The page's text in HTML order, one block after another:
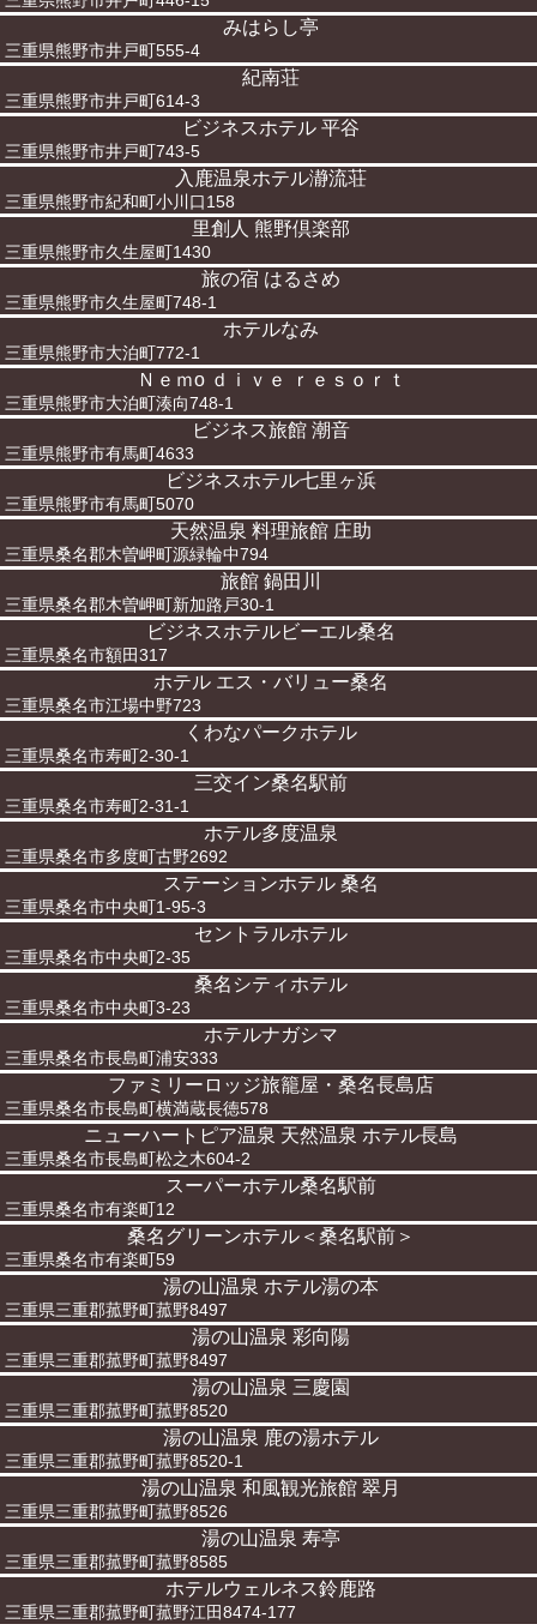
みはらし亭
三重県熊野市井戸町555-4
紀南荘
三重県熊野市井戸町614-3
ビジネスホテル 平谷
三重県熊野市井戸町743-5
入鹿温泉ホテル瀞流荘
三重県熊野市紀和町小川口158
里創人 熊野倶楽部
三重県熊野市久生屋町1430
旅の宿 はるさめ
三重県熊野市久生屋町748-1
ホテルなみ
三重県熊野市大泊町772-1
Ｎｅｍo ｄｉｖｅ ｒｅｓｏｒｔ
三重県熊野市大泊町湊向748-1
ビジネス旅館 潮音
三重県熊野市有馬町4633
ビジネスホテル七里ヶ浜
三重県熊野市有馬町5070
天然温泉 料理旅館 庄助
三重県桑名郡木曽岬町源緑輪中794
旅館 鍋田川
三重県桑名郡木曽岬町新加路戸30-1
ビジネスホテルビーエル桑名
三重県桑名市額田317
ホテル エス・バリュー桑名
三重県桑名市江場中野723
くわなパークホテル
三重県桑名市寿町2-30-1
三交イン桑名駅前
三重県桑名市寿町2-31-1
ホテル多度温泉
三重県桑名市多度町古野2692
ステーションホテル 桑名
三重県桑名市中央町1-95-3
セントラルホテル
三重県桑名市中央町2-35
桑名シティホテル
三重県桑名市中央町3-23
ホテルナガシマ
三重県桑名市長島町浦安333
ファミリーロッジ旅籠屋・桑名長島店
三重県桑名市長島町横満蔵長徳578
ニューハートピア温泉 天然温泉 ホテル長島
三重県桑名市長島町松之木604-2
スーパーホテル桑名駅前
三重県桑名市有楽町12
桑名グリーンホテル＜桑名駅前＞
三重県桑名市有楽町59
湯の山温泉 ホテル湯の本
三重県三重郡菰野町菰野8497
湯の山温泉 彩向陽
三重県三重郡菰野町菰野8497
湯の山温泉 三慶園
三重県三重郡菰野町菰野8520
湯の山温泉 鹿の湯ホテル
三重県三重郡菰野町菰野8520-1
湯の山温泉 和風観光旅館 翠月
三重県三重郡菰野町菰野8526
湯の山温泉 寿亭
三重県三重郡菰野町菰野8585
ホテルウェルネス鈴鹿路
三重県三重郡菰野町菰野江田8474-177